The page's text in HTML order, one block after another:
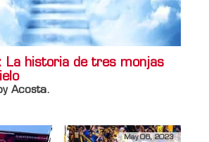
La historia de tres monjas
Acosta.
May 06, 2023